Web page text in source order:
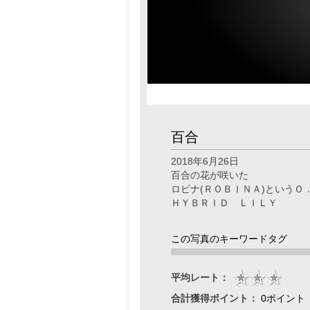
百合
2018年6月26日
百合の花が咲いた
ロビナ(ＲＯＢＩＮＡ)というＯ
ＨＹＢＲＩＤ ＬＩＬＹ
この写真のキーワードタグ
平均レート：
合計獲得ポイント： 0ポイント